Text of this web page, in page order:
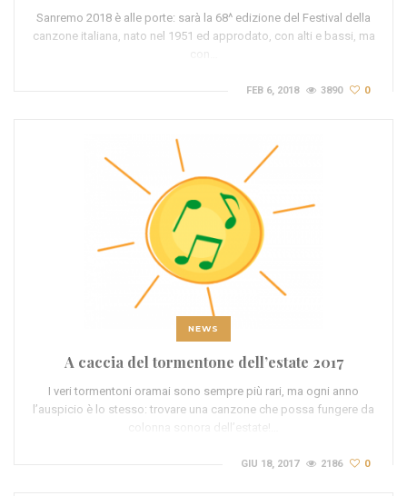
Sanremo 2018 è alle porte: sarà la 68^ edizione del Festival della
canzone italiana, nato nel 1951 ed approdato, con alti e bassi, ma
FEB 6, 2018 3890 0
NEWS
A caccia del tormentone dell’estate 2017
I veri tormentoni oramai sono sempre più rari, ma ogni anno
l’auspicio è lo stesso: trovare una canzone che possa fungere da
colonna sonora dell’estate!…
GIU 18, 2017 2186 0